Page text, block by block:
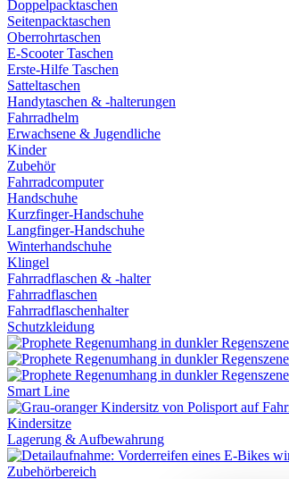
Doppelpacktaschen
Seitenpacktaschen
Oberrohrtaschen
E-Scooter Taschen
Erste-Hilfe Taschen
Satteltaschen
Handytaschen & -halterungen
Fahrradhelm
Erwachsene & Jugendliche
Kinder
Zubehör
Fahrradcomputer
Handschuhe
Kurzfinger-Handschuhe
Langfinger-Handschuhe
Winterhandschuhe
Klingel
Fahrradflaschen & -halter
Fahrradflaschen
Fahrradflaschenhalter
Schutzkleidung
Smart Line
Kindersitze
Lagerung & Aufbewahrung